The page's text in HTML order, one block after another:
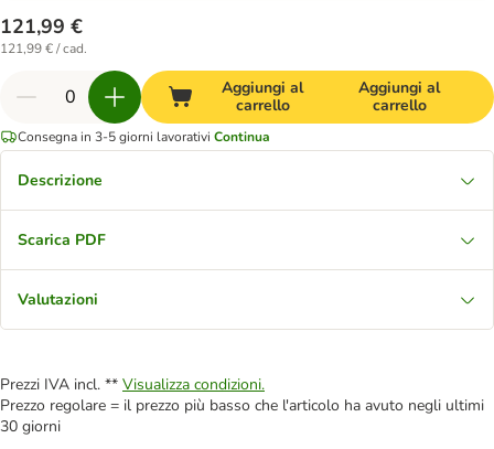
121,99 €
121,99 € / cad.
Aggiungi al
carrello
Aggiungi al
carrello
Consegna in 3-5 giorni lavorativi Continua
Descrizione
Scarica PDF
Valutazioni
Prezzi IVA incl. ** Visualizza condizioni.
Prezzo regolare = il prezzo più basso che l'articolo ha avuto negli ultimi
30 giorni